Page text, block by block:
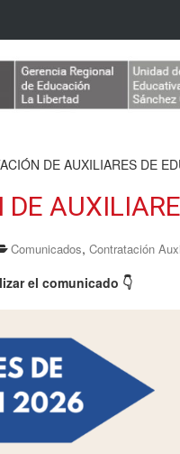
DE AUXILIARES DE
DE
Comunicados, Contratación
el comunicado 👇